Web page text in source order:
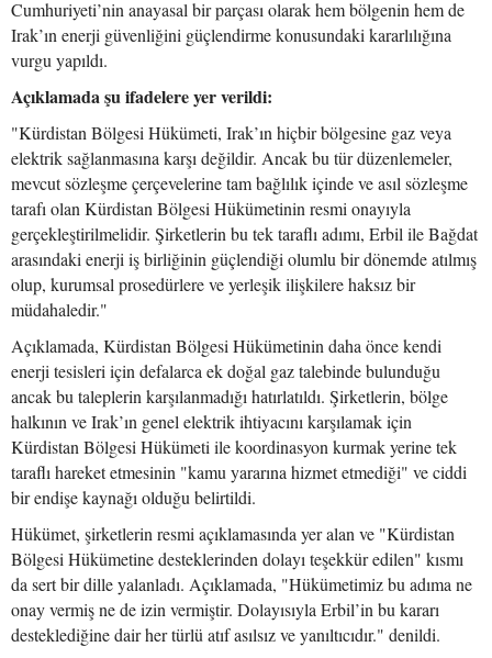
Cumhuriyeti’nin anayasal bir parçası olarak hem bölgenin hem de
Irak’ın enerji güvenliğini güçlendirme konusundaki kararlılığına
vurgu yapıldı.
Açıklamada şu ifadelere yer verildi:
"Kürdistan Bölgesi Hükümeti, Irak’ın hiçbir bölgesine gaz veya
elektrik sağlanmasına karşı değildir. Ancak bu tür düzenlemeler,
mevcut sözleşme çerçevelerine tam bağlılık içinde ve asıl sözleşme
tarafı olan Kürdistan Bölgesi Hükümetinin resmi onayıyla
gerçekleştirilmelidir. Şirketlerin bu tek taraflı adımı, Erbil ile Bağdat
arasındaki enerji iş birliğinin güçlendiği olumlu bir dönemde atılmış
olup, kurumsal prosedürlere ve yerleşik ilişkilere haksız bir
müdahaledir."
Açıklamada, Kürdistan Bölgesi Hükümetinin daha önce kendi
enerji tesisleri için defalarca ek doğal gaz talebinde bulunduğu
ancak bu taleplerin karşılanmadığı hatırlatıldı. Şirketlerin, bölge
halkının ve Irak’ın genel elektrik ihtiyacını karşılamak için
Kürdistan Bölgesi Hükümeti ile koordinasyon kurmak yerine tek
taraflı hareket etmesinin "kamu yararına hizmet etmediği" ve ciddi
bir endişe kaynağı olduğu belirtildi.
Hükümet, şirketlerin resmi açıklamasında yer alan ve "Kürdistan
Bölgesi Hükümetine desteklerinden dolayı teşekkür edilen" kısmı
da sert bir dille yalanladı. Açıklamada, "Hükümetimiz bu adıma ne
onay vermiş ne de izin vermiştir. Dolayısıyla Erbil’in bu kararı
desteklediğine dair her türlü atıf asılsız ve yanıltıcıdır." denildi.